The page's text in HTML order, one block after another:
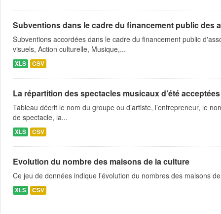
Subventions dans le cadre du financement public des
Subventions accordées dans le cadre du financement public
visuels, Action culturelle, Musique,...
XLS CSV
La répartition des spectacles musicaux d’été
Tableau décrit le nom du groupe ou d’artiste, l’entrepreneur, le
de spectacle, la...
XLS CSV
Evolution du nombre des maisons de la culture
Ce jeu de données indique l’évolution du nombres des maisons
XLS CSV